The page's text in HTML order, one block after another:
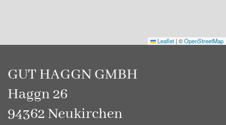
Leaflet | ©OpenStreetMap
GUT HAGGN GMBH
Haggn 26
94362 Neukirchen